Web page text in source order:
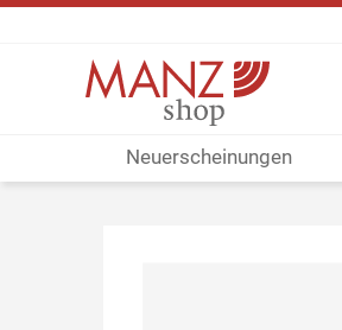
Neuerscheinungen